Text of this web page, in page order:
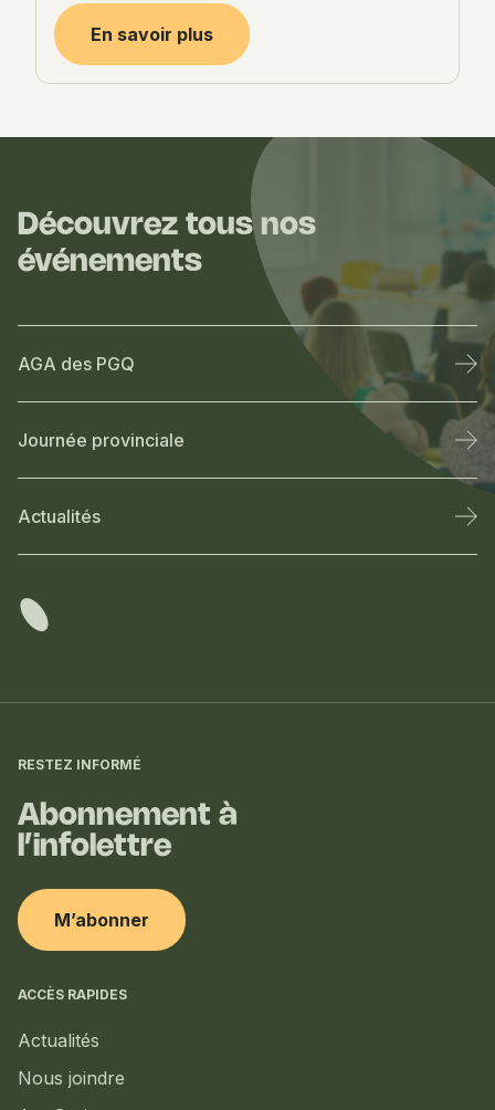
En savoir plus
Découvrez tous nos
événements
AGA des PGQ
Journée provinciale
Actualités
complémentaires
RESTEZ INFORMÉ
Abonnement à
l’infolettre
M’abonner
ACCÈS RAPIDES
Actualités
Nous joindre